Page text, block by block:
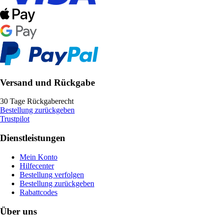
Versand und Rückgabe
30 Tage Rückgaberecht
Bestellung zurückgeben
Trustpilot
Dienstleistungen
Mein Konto
Hilfecenter
Bestellung verfolgen
Bestellung zurückgeben
Rabattcodes
Über uns